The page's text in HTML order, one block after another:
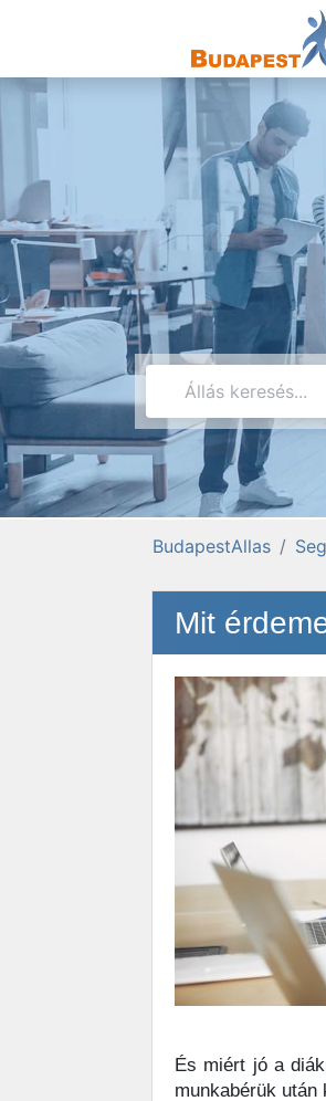
BudapestAllas
Mit
És miért jó a
munkabérük